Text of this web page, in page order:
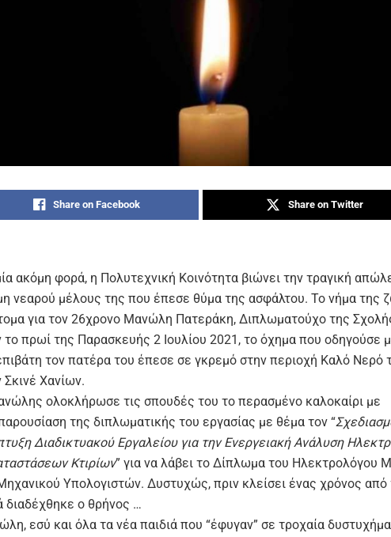
Share on Facebook Share on Twitter
ακόμη φορά, η Πολυτεχνική Κοινότητα βιώνει την τραγική
νεαρού μέλους της που έπεσε θύμα της ασφάλτου. Το νήμα της
για τον 26χρονο Μανώλη Πατεράκη, Διπλωματούχο της
το πρωί της Παρασκευής 2 Ιουλίου 2021, το όχημα που οδηγούσε
τον πατέρα του έπεσε σε γκρεμό στην περιοχή Καλό Νερό
Σκινέ Χανίων.
ολοκλήρωσε τις σπουδές του το περασμένο καλοκαίρι με
της διπλωματικής του εργασίας με θέμα τον “
Διαδικτυακού Εργαλείου για την Ενεργειακή Ανάλυση
Κτιρίων” για να λάβει το Δίπλωμα του Ηλεκτρολόγου
Υπολογιστών. Δυστυχώς, πριν κλείσει ένας χρόνος από
διαδέχθηκε ο θρήνος …
εσύ και όλα τα νέα παιδιά που “έφυγαν” σε τροχαία